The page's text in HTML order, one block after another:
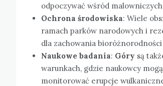
odpoczywać wśród
Ochrona środowiska: Wiele
ramach parków narodowych i
dla zachowania
Naukowe badania: Góry są
warunkach, gdzie naukowcy
monitorować erupcje